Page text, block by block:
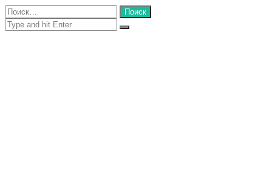
Close
Найти:
Close
Search